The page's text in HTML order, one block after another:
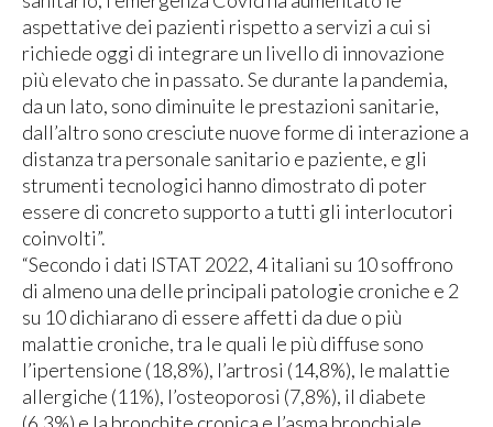
aspettative dei pazienti rispetto a servizi a cui si
richiede oggi di integrare un livello di innovazione
più elevato che in passato. Se durante la pandemia,
da un lato, sono diminuite le prestazioni sanitarie,
dall’altro sono cresciute nuove forme di interazione a
distanza tra personale sanitario e paziente, e gli
strumenti tecnologici hanno dimostrato di poter
essere di concreto supporto a tutti gli interlocutori
coinvolti”.
“Secondo i dati ISTAT 2022, 4 italiani su 10 soffrono
di almeno una delle principali patologie croniche e 2
su 10 dichiarano di essere affetti da due o più
malattie croniche, tra le quali le più diffuse sono
l’ipertensione (18,8%), l’artrosi (14,8%), le malattie
allergiche (11%), l’osteoporosi (7,8%), il diabete